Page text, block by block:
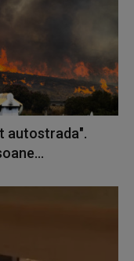
autostrada".